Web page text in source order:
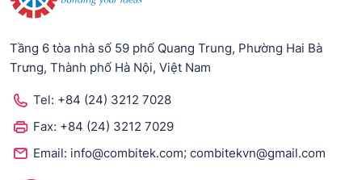
Tầng 6 tòa nhà số 59 phố Quang Trung, Phường Hai Bà
Trưng, Thành phố Hà Nội, Việt Nam
Tel: +84 (24) 3212 7028
Fax: +84 (24) 3212 7029
Email: info@combitek.com; combitekvn@gmail.com